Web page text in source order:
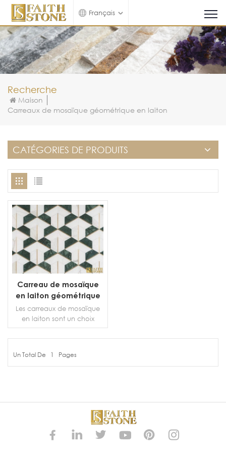
Français
Recherche
Maison
Carreaux de mosaïque géométrique en laiton
CATÉGORIES DE PRODUITS
Carreau de mosaïque
en laiton géométrique
mixte en marbre
Les carreaux de mosaïque
en laiton sont un choix
élégant. Cette belle
collection complète de
nombreuses options de
carreaux pour les salles de
PLUS DE DÉTAILS
Un Total De 1 Pages